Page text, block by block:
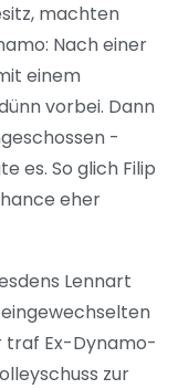
machten
Nach einer
einem
vorbei. Dann
-
es. So glich Filip
eher
Lennart
traf Ex-Dynamo-
zur